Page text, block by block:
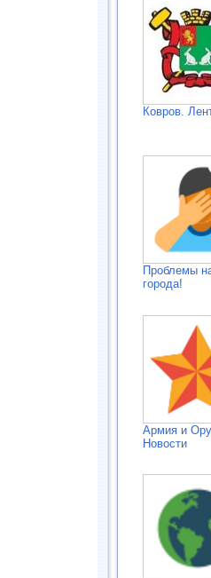
Ковров.
Проблемы
города!
Армия и
Новости